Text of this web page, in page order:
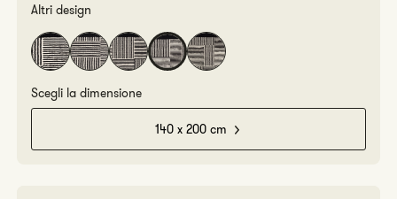
Altri design
Scegli la dimensione
140 x 200 cm